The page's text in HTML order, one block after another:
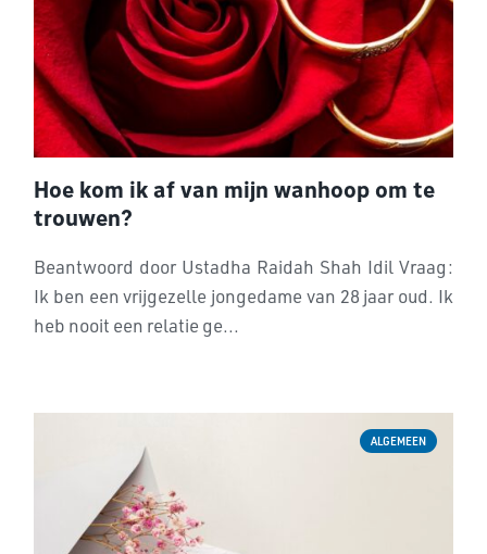
Hoe kom ik af van mijn wanhoop om te
trouwen?
Beantwoord door Ustadha Raidah Shah Idil Vraag:
Ik ben een vrijgezelle jongedame van 28 jaar oud. Ik
heb nooit een relatie ge...
ALGEMEEN